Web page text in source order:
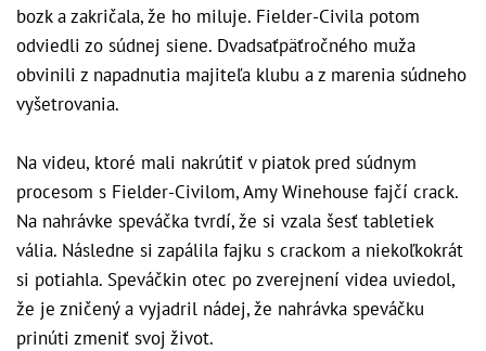
bozk a zakričala, že ho miluje. Fielder-Civila potom
odviedli zo súdnej siene. Dvadsaťpäťročného muža
obvinili z napadnutia majiteľa klubu a z marenia súdneho
vyšetrovania.
Na videu, ktoré mali nakrútiť v piatok pred súdnym
procesom s Fielder-Civilom, Amy Winehouse fajčí crack.
Na nahrávke speváčka tvrdí, že si vzala šesť tabletiek
vália. Následne si zapálila fajku s crackom a niekoľkokrát
si potiahla. Speváčkin otec po zverejnení videa uviedol,
že je zničený a vyjadril nádej, že nahrávka speváčku
prinúti zmeniť svoj život.